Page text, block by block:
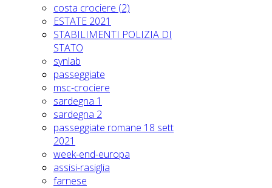
costa crociere (2)
ESTATE 2021
STABILIMENTI POLIZIA DI
STATO
synlab
passeggiate
msc-crociere
sardegna 1
sardegna 2
passeggiate romane 18 sett
2021
week-end-europa
assisi-rasiglia
farnese